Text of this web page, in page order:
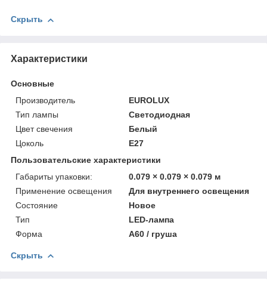
Скрыть
Характеристики
Основные
Производитель
EUROLUX
Тип лампы
Светодиодная
Цвет свечения
Белый
Цоколь
E27
Пользовательские характеристики
Габариты упаковки:
0.079 × 0.079 × 0.079 м
Применение освещения
Для внутреннего освещения
Состояние
Новое
Тип
LED-лампа
Форма
А60 / груша
Скрыть